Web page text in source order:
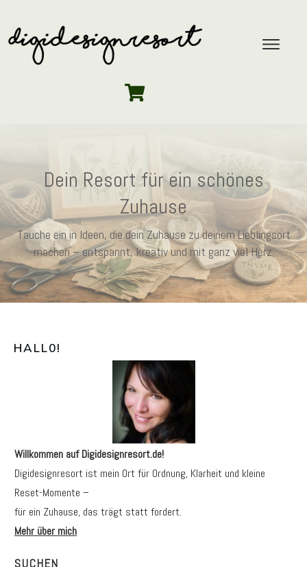
Dein Resort für ein schönes
Zuhause
Tauche ein in Ideen, die dein Zuhause zu deinem Lieblingsort
machen – entspannt, kreativ und mit ganz viel Herz.
HALL0!
Willkommen auf Digidesignresort.de!
Digidesignresort ist mein Ort für Ordnung, Klarheit und kleine
Reset-Momente –
für ein Zuhause, das trägt statt fordert.
Mehr über mich
SUCHEN